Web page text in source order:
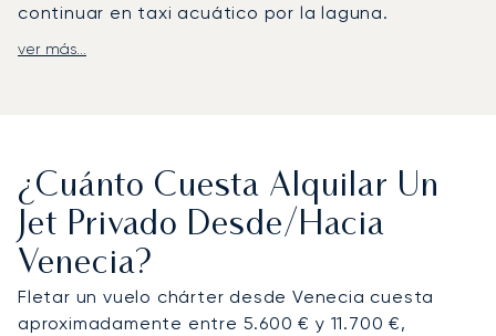
continuar en taxi acuático por la laguna.
LunaJets gestiona vuelos en jet privado al
pasajeros directamente a las residencias a orillas
del Gran Canal o de la Giudecca, convirtiendo el
traslado en parte de la experiencia veneciana.
Para itinerarios más largos, hay coches con chófer
disponibles en tierra firme, y helicópteros que
permiten acceder a enclaves como Cortina
ver más...
¿Cuánto Cuesta Alquilar Un
Jet Privado Desde/hacia
Venecia?
Fletar un vuelo chárter desde Venecia cuesta
aproximadamente entre 5.600 € y 11.700 €,